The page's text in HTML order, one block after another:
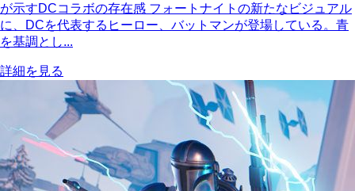
が示すDCコラボの存在感 フォートナイトの新たなビジュアル
に、DCを代表するヒーロー、バットマンが登場している。青
を基調とし...
詳細を見る